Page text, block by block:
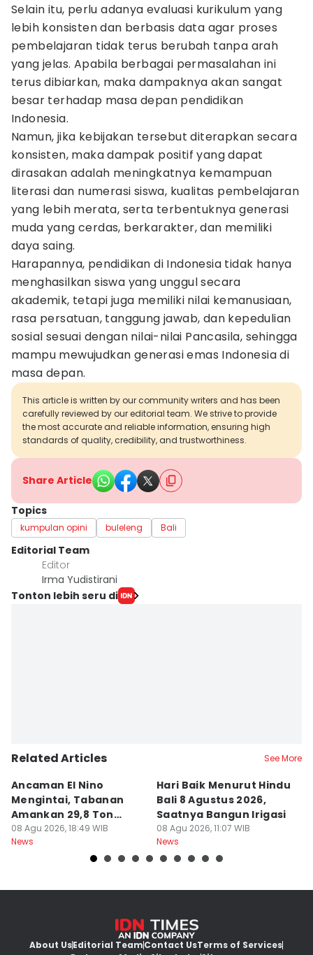
Selain itu, perlu adanya evaluasi kurikulum yang
lebih konsisten dan berbasis data agar proses
pembelajaran tidak terus berubah tanpa arah
yang jelas. Apabila berbagai permasalahan ini
terus dibiarkan, maka dampaknya akan sangat
besar terhadap masa depan pendidikan
Indonesia.
Namun, jika kebijakan tersebut diterapkan secara
konsisten, maka dampak positif yang dapat
dirasakan adalah meningkatnya kemampuan
literasi dan numerasi siswa, kualitas pembelajaran
yang lebih merata, serta terbentuknya generasi
muda yang cerdas, berkarakter, dan memiliki
daya saing.
Harapannya, pendidikan di Indonesia tidak hanya
menghasilkan siswa yang unggul secara
akademik, tetapi juga memiliki nilai kemanusiaan,
rasa persatuan, tanggung jawab, dan kepedulian
sosial sesuai dengan nilai-nilai Pancasila, sehingga
mampu mewujudkan generasi emas Indonesia di
masa depan.
This article is written by our community writers and has been
carefully reviewed by our editorial team. We strive to provide
the most accurate and reliable information, ensuring high
standards of quality, credibility, and trustworthiness.
Share Article
Topics
kumpulan opini buleleng Bali
Editorial Team
Editor
Irma Yudistirani
Tonton lebih seru di
Related Articles See More
Ancaman El Nino
Mengintai, Tabanan
Amankan 29,8 Ton
Beras
08 Agu 2026, 18:49 WIB
News
Hari Baik Menurut Hindu
Bali 8 Agustus 2026,
Saatnya Bangun Irigasi
08 Agu 2026, 11:07 WIB
News
About UsEditorial TeamContact UsTerms of Services